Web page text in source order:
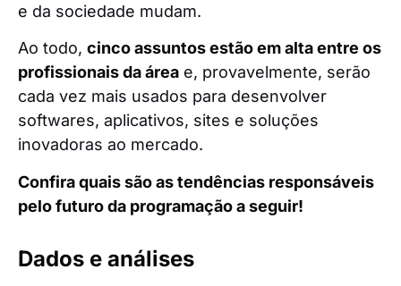
e da sociedade mudam.
Ao todo, cinco assuntos estão em alta entre os
profissionais da área e, provavelmente, serão
cada vez mais usados para desenvolver
softwares, aplicativos, sites e soluções
inovadoras ao mercado.
Confira quais são as tendências responsáveis
pelo futuro da programação a seguir!
Dados e análises